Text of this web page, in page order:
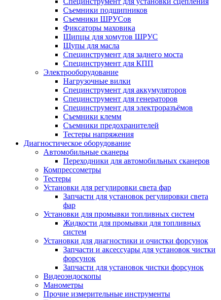
Съемники подшипников
Съемники ШРУСов
Фиксаторы маховика
Щипцы для хомутов ШРУС
Щупы для масла
Специнструмент для заднего моста
Специнструмент для КПП
Электрооборудование
Нагрузочные вилки
Специнструмент для аккумуляторов
Специнструмент для генераторов
Специнструмент для электроразъёмов
Съемники клемм
Съемники предохранителей
Тестеры напряжения
Диагностическое оборудование
Автомобильные сканеры
Переходники для автомобильных сканеров
Компрессометры
Тестеры
Установки для регулировки света фар
Запчасти для установок регулировки света
фар
Установки для промывки топливных систем
Жидкости для промывки для топливных
систем
Установки для диагностики и очистки форсунок
Запчасти и аксессуары для установок чистки
форсунок
Запчасти для установок чистки форсунок
Видеоэндоскопы
Манометры
Прочие измерительные инструменты